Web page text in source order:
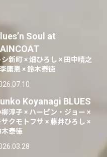
Soul at
シ新町 × 畑ひろし × 田中晴之
庸恩 × 鈴木泰徳
Koyanagi BLUES
柳淳子 × ハーピン・ジョー ×
サクモトフサ × 藤井ひろし ×
木泰徳